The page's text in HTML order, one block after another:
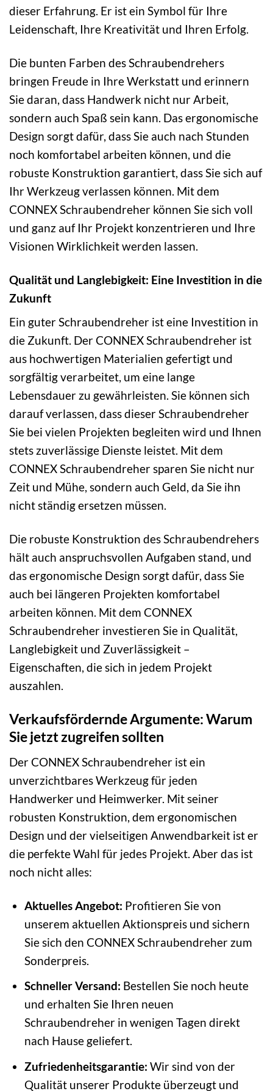
dieser Erfahrung. Er ist ein Symbol für Ihre
Leidenschaft, Ihre Kreativität und Ihren Erfolg.
Die bunten Farben des Schraubendrehers
bringen Freude in Ihre Werkstatt und erinnern
Sie daran, dass Handwerk nicht nur Arbeit,
sondern auch Spaß sein kann. Das ergonomische
Design sorgt dafür, dass Sie auch nach Stunden
noch komfortabel arbeiten können, und die
robuste Konstruktion garantiert, dass Sie sich auf
Ihr Werkzeug verlassen können. Mit dem
CONNEX Schraubendreher können Sie sich voll
und ganz auf Ihr Projekt konzentrieren und Ihre
Visionen Wirklichkeit werden lassen.
Qualität und Langlebigkeit: Eine Investition in die
Zukunft
Ein guter Schraubendreher ist eine Investition in
die Zukunft. Der CONNEX Schraubendreher ist
aus hochwertigen Materialien gefertigt und
sorgfältig verarbeitet, um eine lange
Lebensdauer zu gewährleisten. Sie können sich
darauf verlassen, dass dieser Schraubendreher
Sie bei vielen Projekten begleiten wird und Ihnen
stets zuverlässige Dienste leistet. Mit dem
CONNEX Schraubendreher sparen Sie nicht nur
Zeit und Mühe, sondern auch Geld, da Sie ihn
nicht ständig ersetzen müssen.
Die robuste Konstruktion des Schraubendrehers
hält auch anspruchsvollen Aufgaben stand, und
das ergonomische Design sorgt dafür, dass Sie
auch bei längeren Projekten komfortabel
arbeiten können. Mit dem CONNEX
Schraubendreher investieren Sie in Qualität,
Langlebigkeit und Zuverlässigkeit –
Eigenschaften, die sich in jedem Projekt
auszahlen.
Verkaufsfördernde Argumente: Warum
Sie jetzt zugreifen sollten
Der CONNEX Schraubendreher ist ein
unverzichtbares Werkzeug für jeden
Handwerker und Heimwerker. Mit seiner
robusten Konstruktion, dem ergonomischen
Design und der vielseitigen Anwendbarkeit ist er
die perfekte Wahl für jedes Projekt. Aber das ist
noch nicht alles:
Aktuelles Angebot: Profitieren Sie von
unserem aktuellen Aktionspreis und sichern
Sie sich den CONNEX Schraubendreher zum
Sonderpreis.
Schneller Versand: Bestellen Sie noch heute
und erhalten Sie Ihren neuen
Schraubendreher in wenigen Tagen direkt
nach Hause geliefert.
Zufriedenheitsgarantie: Wir sind von der
Qualität unserer Produkte überzeugt und